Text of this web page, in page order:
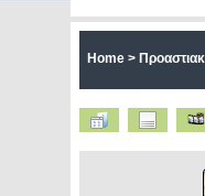
Home>